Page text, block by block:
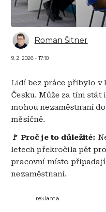
Roman Šitner
9. 2. 2026 - 17:10
Lidí bez práce přibylo v
Česku. Může za tím
mohou nezaměstnaní
měsíčně.
🚩 Proč je to důležité:
letech překročila pět
pracovní místo
nezaměstnaní.
reklama